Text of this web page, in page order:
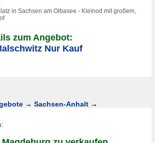
in Sachsen am Olbasee - Kleinod mit großem,
zum Angebot:
Nur Kauf
→ Sachsen-Anhalt →